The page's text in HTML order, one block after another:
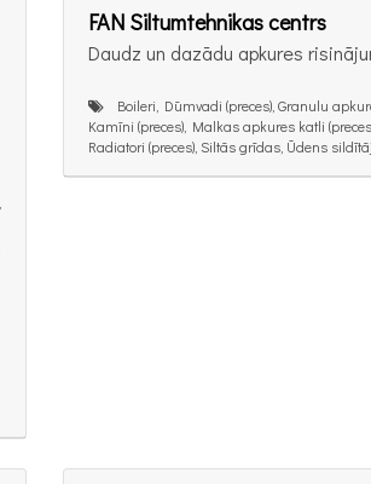
FAN Siltumtehnikas centrs
Daudz un dazādu apkures
Boileri, Dūmvadi (preces), Granulu
Kamīni (preces), Malkas apkures katli
Radiatori (preces), Siltās grīdas, Ūdens